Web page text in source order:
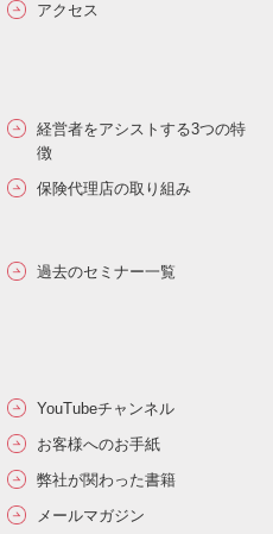
アクセス
経営者をアシストする3つの特
徴
保険代理店の取り組み
過去のセミナー一覧
YouTubeチャンネル
お客様へのお手紙
弊社が関わった書籍
メールマガジン